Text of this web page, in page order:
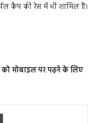
कैप की रेस में भी शामिल हैं।
को मोबाइल पर पढ़ने के लिए
Print